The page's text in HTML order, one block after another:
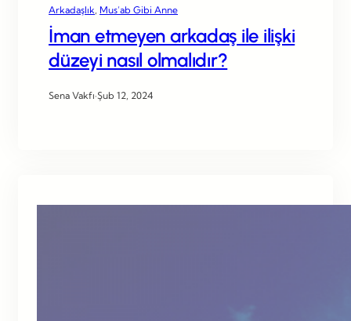
Arkadaşlık Mus’ab Gibi Anne
İman etmeyen arkadaş ile ilişki
düzeyi nasıl olmalıdır?
Sena Vakfı·Şub 12, 2024